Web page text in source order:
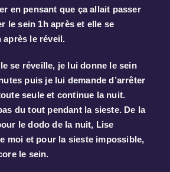
en pensant que ça allait passer
le sein 1h après et elle se
après le réveil.
se réveille, je lui donne le sein
puis je lui demande d’arrêter
seule et continue la nuit.
du tout pendant la sieste. De la
le dodo de la nuit, Lise
moi et pour la sieste impossible,
le sein.